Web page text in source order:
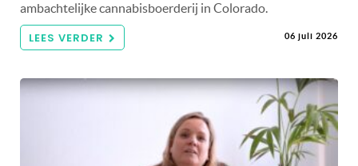
ambachtelijke cannabisboerderij in Colorado.
LEES VERDER 06 juli 2026